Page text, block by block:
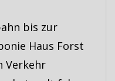
bis zur
Haus Forst
Verkehr